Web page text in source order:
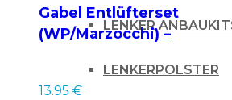
LENKER
LENKERPOLSTER
Gabel Entlüfterset
(WP/Marzocchi) –
13.95 €